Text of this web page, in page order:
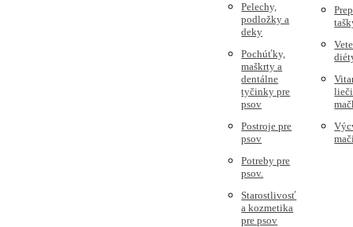
Pelechy,
podložky a
deky
Pochúťky,
maškrty a
dentálne
tyčinky pre
psov
Postroje pre
psov
Potreby pre
psov.
Starostlivosť
a kozmetika
pre psov